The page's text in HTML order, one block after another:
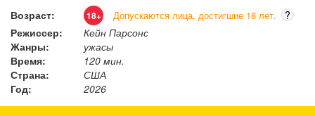
Возраст: 18+ Допускаются лица, достигшие 18 лет.
?
Режиссер:
Кейн Парсонс
Жанры:
ужасы
Время:
120 мин.
Страна:
США
Год:
2026